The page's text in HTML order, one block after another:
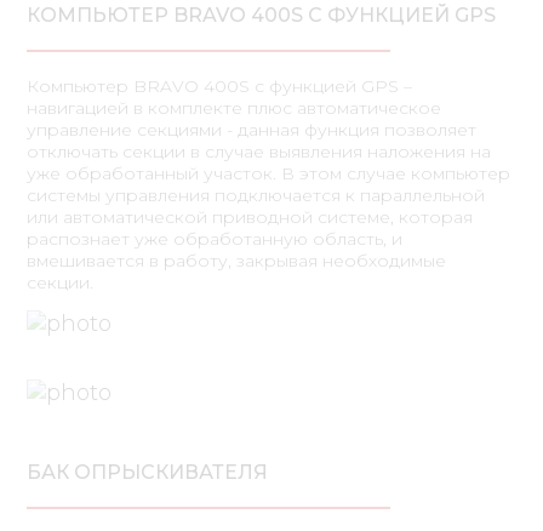
КОМПЬЮТЕР BRAVO 400S С ФУНКЦИЕЙ GPS
Компьютер BRAVO 400S с функцией GPS –
навигацией в комплекте плюс автоматическое
управление секциями - данная функция позволяет
отключать секции в случае выявления наложения на
уже обработанный участок. В этом случае компьютер
системы управления подключается к параллельной
или автоматической приводной системе, которая
распознает уже обработанную область, и
вмешивается в работу, закрывая необходимые
секции.
БАК ОПРЫСКИВАТЕЛЯ